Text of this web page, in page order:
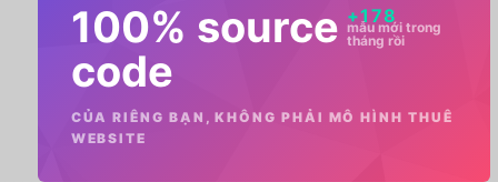
100% source
code
+178
mẫu mới trong
tháng rồi
CỦA RIÊNG BẠN, KHÔNG PHẢI MÔ HÌNH THUÊ
WEBSITE